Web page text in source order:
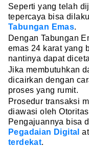
Seperti yang telah
tepercaya bisa
Tabungan Emas.
Dengan Tabungan
emas 24 karat yang
nantinya dapat
Jika membutuhkan
dicairkan dengan
proses yang rumit.
Prosedur transaksi
diawasi oleh
Pengajuannya bisa
Pegadaian Digital
terdekat.